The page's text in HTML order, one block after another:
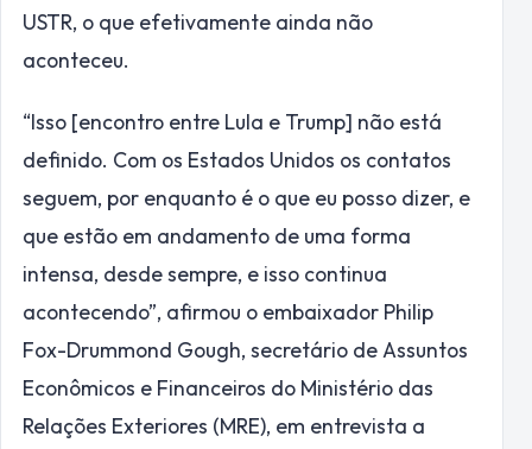
USTR, o que efetivamente ainda não
aconteceu.
“Isso [encontro entre Lula e Trump] não está
definido. Com os Estados Unidos os contatos
seguem, por enquanto é o que eu posso dizer, e
que estão em andamento de uma forma
intensa, desde sempre, e isso continua
acontecendo”, afirmou o embaixador Philip
Fox-Drummond Gough, secretário de Assuntos
Econômicos e Financeiros do Ministério das
Relações Exteriores (MRE), em entrevista a